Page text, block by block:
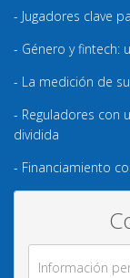
- Jugadores clave
- Género y fintech:
- La medición de
- Reguladores con
dividida
- Financiamiento
Información